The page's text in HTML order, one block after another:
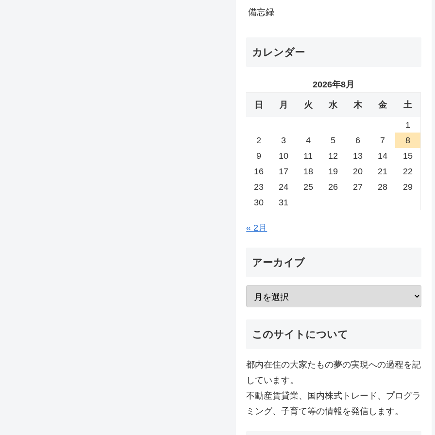
備忘録
カレンダー
2026年8月
日 月 火 水 木 金 土
1
2
3 4 5 6 7
8
9
10 11 12 13 14
15
16
17 18 19 20 21
22
23
24 25 26 27 28
29
30
31
« 2月
アーカイブ
このサイトについて
都内在住の大家たもの夢の実現への過程を記
しています。
不動産賃貸業、国内株式トレード、プログラ
ミング、子育て等の情報を発信します。